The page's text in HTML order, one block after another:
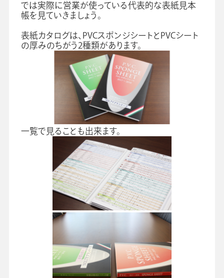
会社情報 グループ会社プライバシーポリシー
企業情報
では実際に営業が使っている代表的な表紙見本
帳を見ていきましょう。
表紙カタログは、PVCスポンジシートとPVCシート
の厚みのちがう2種類があります。
一覧で見ることも出来ます。